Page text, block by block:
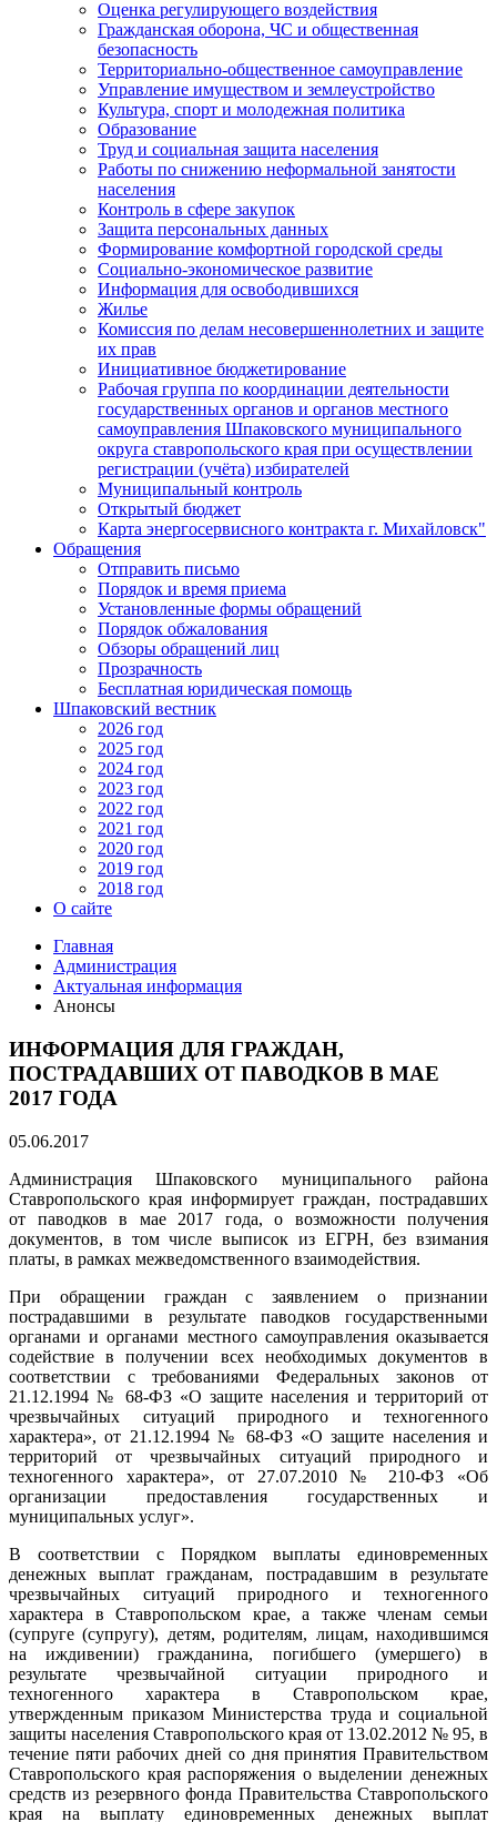
Оценка регулирующего воздействия
Гражданская оборона, ЧС и общественная
безопасность
Территориально-общественное самоуправление
Управление имуществом и землеустройство
Культура, спорт и молодежная политика
Образование
Труд и социальная защита населения
Работы по снижению неформальной занятости
населения
Контроль в сфере закупок
Защита персональных данных
Формирование комфортной городской среды
Социально-экономическое развитие
Информация для освободившихся
Жилье
Комиссия по делам несовершеннолетних и защите
их прав
Инициативное бюджетирование
Рабочая группа по координации деятельности
государственных органов и органов местного
самоуправления Шпаковского муниципального
округа ставропольского края при осуществлении
регистрации (учёта) избирателей
Муниципальный контроль
Открытый бюджет
Карта энергосервисного контракта г. Михайловск"
Обращения
Отправить письмо
Порядок и время приема
Установленные формы обращений
Порядок обжалования
Обзоры обращений лиц
Прозрачность
Бесплатная юридическая помощь
Шпаковский вестник
2026 год
2025 год
2024 год
2023 год
2022 год
2021 год
2020 год
2019 год
2018 год
О сайте
Главная
Администрация
Актуальная информация
Анонсы
ИНФОРМАЦИЯ ДЛЯ ГРАЖДАН,
ПОСТРАДАВШИХ ОТ ПАВОДКОВ В МАЕ
2017 ГОДА
05.06.2017
Администрация Шпаковского муниципального района
Ставропольского края информирует граждан, пострадавших
от паводков в мае 2017 года, о возможности получения
документов, в том числе выписок из ЕГРН, без взимания
платы, в рамках межведомственного взаимодействия.
При обращении граждан с заявлением о признании
пострадавшими в результате паводков государственными
органами и органами местного самоуправления оказывается
содействие в получении всех необходимых документов в
соответствии с требованиями Федеральных законов от
21.12.1994 № 68-ФЗ «О защите населения и территорий от
чрезвычайных ситуаций природного и техногенного
характера», от 21.12.1994 № 68-ФЗ «О защите населения и
территорий от чрезвычайных ситуаций природного и
техногенного характера», от 27.07.2010 № 210-ФЗ «Об
организации предоставления государственных и
муниципальных услуг».
В соответствии с Порядком выплаты единовременных
денежных выплат гражданам, пострадавшим в результате
чрезвычайных ситуаций природного и техногенного
характера в Ставропольском крае, а также членам семьи
(супруге (супругу), детям, родителям, лицам, находившимся
на иждивении) гражданина, погибшего (умершего) в
результате чрезвычайной ситуации природного и
техногенного характера в Ставропольском крае,
утвержденным приказом Министерства труда и социальной
защиты населения Ставропольского края от 13.02.2012 № 95, в
течение пяти рабочих дней со дня принятия Правительством
Ставропольского края распоряжения о выделении денежных
средств из резервного фонда Правительства Ставропольского
края на выплату единовременных денежных выплат